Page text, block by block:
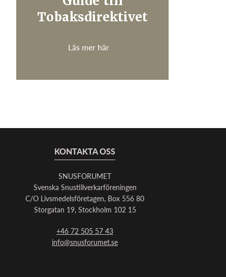
Tobaksdirektivet
Läs mer här
KONTAKTA OSS
SNUSFORUMET
Svenska Snustillverkarföreningen
C/O Livsmedelsföretagen, Box 556 80
Storgatan 19, Stockholm 102 15
+46 72 505 57 43
info@snusforumet.se